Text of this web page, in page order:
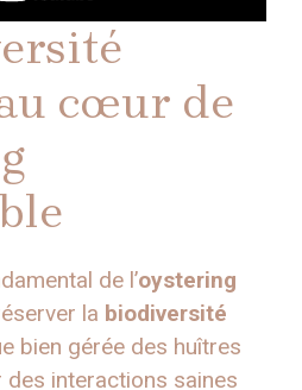
cœur de
de l’oystering
la biodiversité
bien gérée des huîtres
interactions saines